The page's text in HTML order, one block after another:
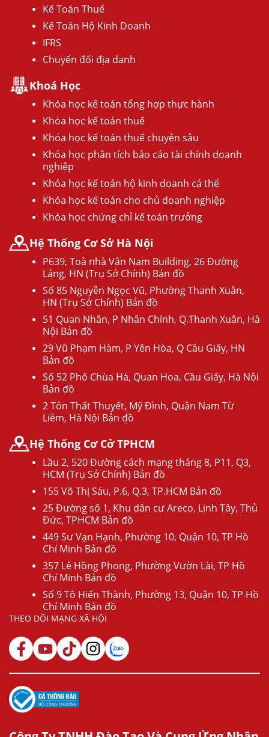
Kế Toán Thuế
Kế Toán Hộ Kinh Doanh
IFRS
Chuyển đổi địa danh
Khoá Học
Khóa học kế toán tổng hợp thực hành
Khóa học kế toán thuế
Khóa học kế toán thuế chuyên sâu
Khóa học phân tích báo cáo tài chính doanh
nghiệp
Khóa học kế toán hộ kinh doanh cá thể
Khóa học kế toán cho chủ doanh nghiệp
Khóa học chứng chỉ kế toán trưởng
Hệ Thống Cơ Sở Hà Nội
P639, Toà nhà Vân Nam Building, 26 Đường
Láng, HN (Trụ Sở Chính) Bản đồ
Số 85 Nguyễn Ngọc Vũ, Phường Thanh Xuân,
HN (Trụ Sở Chính) Bản đồ
51 Quan Nhân, P Nhân Chính, Q.Thanh Xuân, Hà
Nội Bản đồ
29 Vũ Phạm Hàm, P Yên Hòa, Q Cầu Giấy, HN
Bản đồ
Số 52 Phố Chùa Hà, Quan Hoa, Cầu Giấy, Hà Nội
Bản đồ
2 Tôn Thất Thuyết, Mỹ Đình, Quận Nam Từ
Liêm, Hà Nội Bản đồ
Hệ Thống Cơ Cở TPHCM
Lầu 2, 520 Đường cách mạng tháng 8, P11, Q3,
HCM (Trụ Sở Chính) Bản đồ
155 Võ Thị Sáu, P.6, Q.3, TP.HCM Bản đồ
25 Đường số 1, Khu dân cư Areco, Linh Tây, Thủ
Đức, TPHCM Bản đồ
449 Sư Vạn Hạnh, Phường 10, Quận 10, TP Hồ
Chí Minh Bản đồ
357 Lê Hồng Phong, Phường Vườn Lài, TP Hồ
Chí Minh Bản đồ
Số 9 Tô Hiến Thành, Phường 13, Quận 10, TP Hồ
Chí Minh Bản đồ
THEO DÕI MẠNG XÃ HỘI